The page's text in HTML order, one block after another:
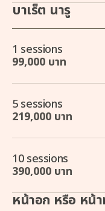
บาเร็ต นารู
1 sessions
99,000 บาท
5 sessions
219,000 บาท
10 sessions
390,000 บาท
หน้าอก หรือ หน้